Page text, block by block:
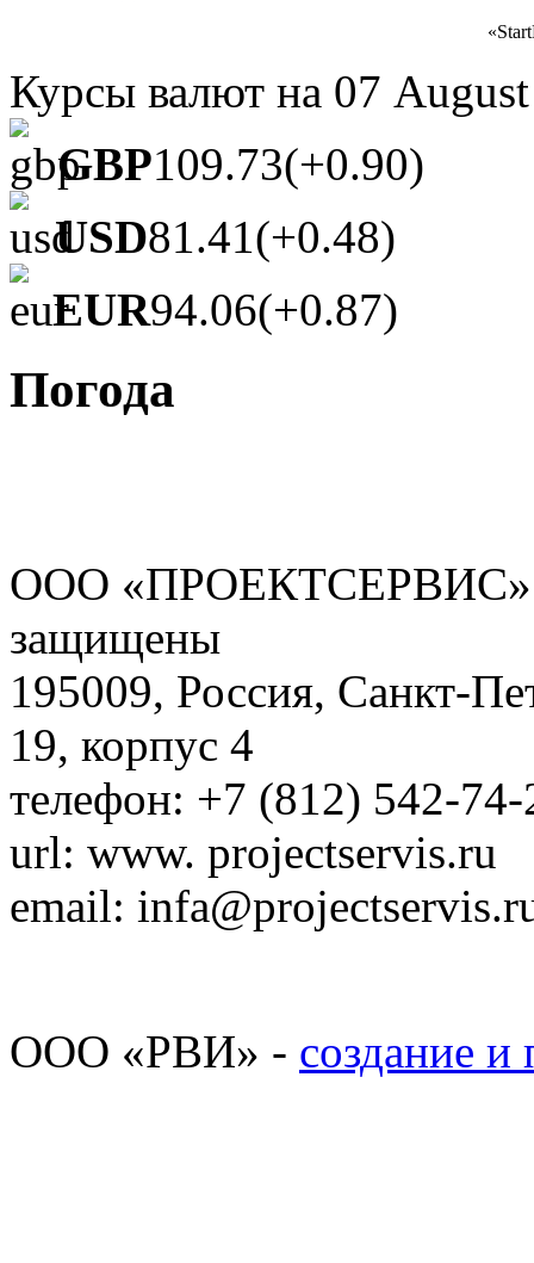
«Start
Курсы валют на 07 August
GBP109.73(+0.90)
USD81.41(+0.48)
EUR94.06(+0.87)
Погода
ООО «ПРОЕКТСЕРВИС»
защищены
195009, Россия, Санкт-
19, корпус 4
телефон: +7 (812) 542-
url: www. projectservis.ru
email:
ООО «РВИ» - создание и